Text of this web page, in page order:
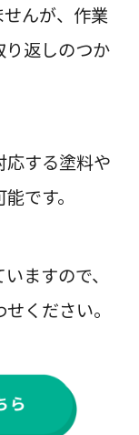
んが、作業
返しのつか
応する塗料や
です。
ますので、
ください。